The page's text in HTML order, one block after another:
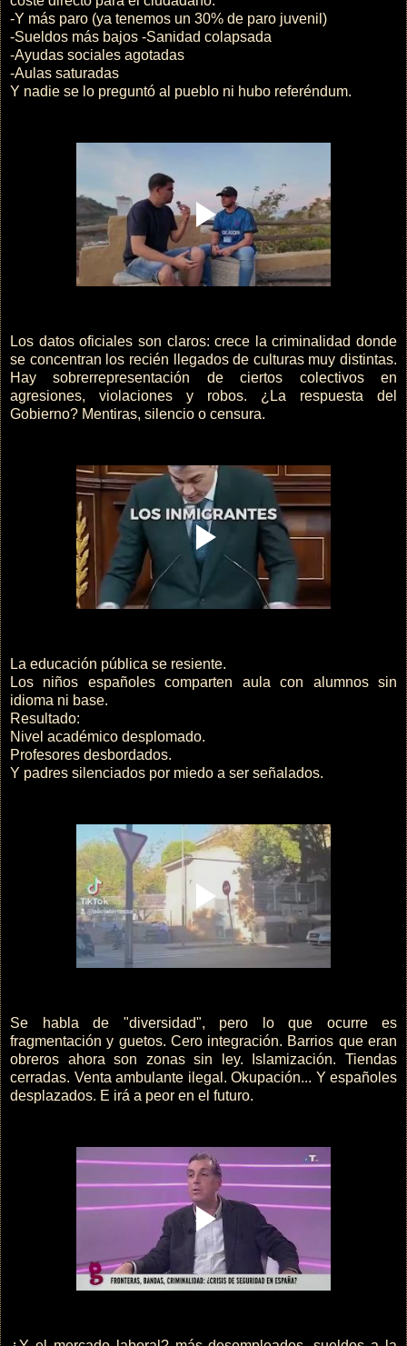
-Y más paro (ya tenemos un 30% de paro juvenil)
-Sueldos más bajos -Sanidad colapsada
-Ayudas sociales agotadas
-Aulas saturadas
Y nadie se lo preguntó al pueblo ni hubo referéndum.
Los datos oficiales son claros: crece la criminalidad donde
se concentran los recién llegados de culturas muy distintas.
Hay sobrerrepresentación de ciertos colectivos en
agresiones, violaciones y robos. ¿La respuesta del
Gobierno? Mentiras, silencio o censura.
La educación pública se resiente.
Los niños españoles comparten aula con alumnos sin
idioma ni base.
Resultado:
Nivel académico desplomado.
Profesores desbordados.
Y padres silenciados por miedo a ser señalados.
Se habla de "diversidad", pero lo que ocurre es
fragmentación y guetos. Cero integración. Barrios que eran
obreros ahora son zonas sin ley. Islamización. Tiendas
cerradas. Venta ambulante ilegal. Okupación... Y españoles
desplazados. E irá a peor en el futuro.